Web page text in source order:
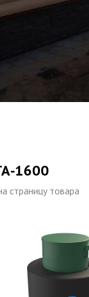
1600
страницу товара